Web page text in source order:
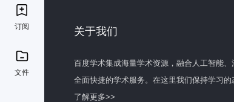
订阅
文件
关于我们
百度学术集成海量学术资源，融合人工智能
全面快捷的学术服务。在这里我们保持学习的
了解更多>>